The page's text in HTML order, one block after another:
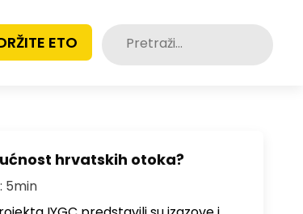
ETO Pretraži:
hrvatskih otoka?
5min